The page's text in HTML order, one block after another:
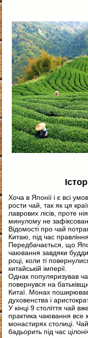
Хоча в Японії і є всі
рости чай, так як ця
лаврових лісів, проте
минулому не
Відомості про чай
Китаю, під час
Передбачається, що
чаювання завдяки
році, коли ті
китайській імперії.
Однак популяризував
повернувся на
Китаї. Монах
духовенства і
У кінці 9 століття чай
практика чаювання все
монастирях столиці.
бадьорить під час